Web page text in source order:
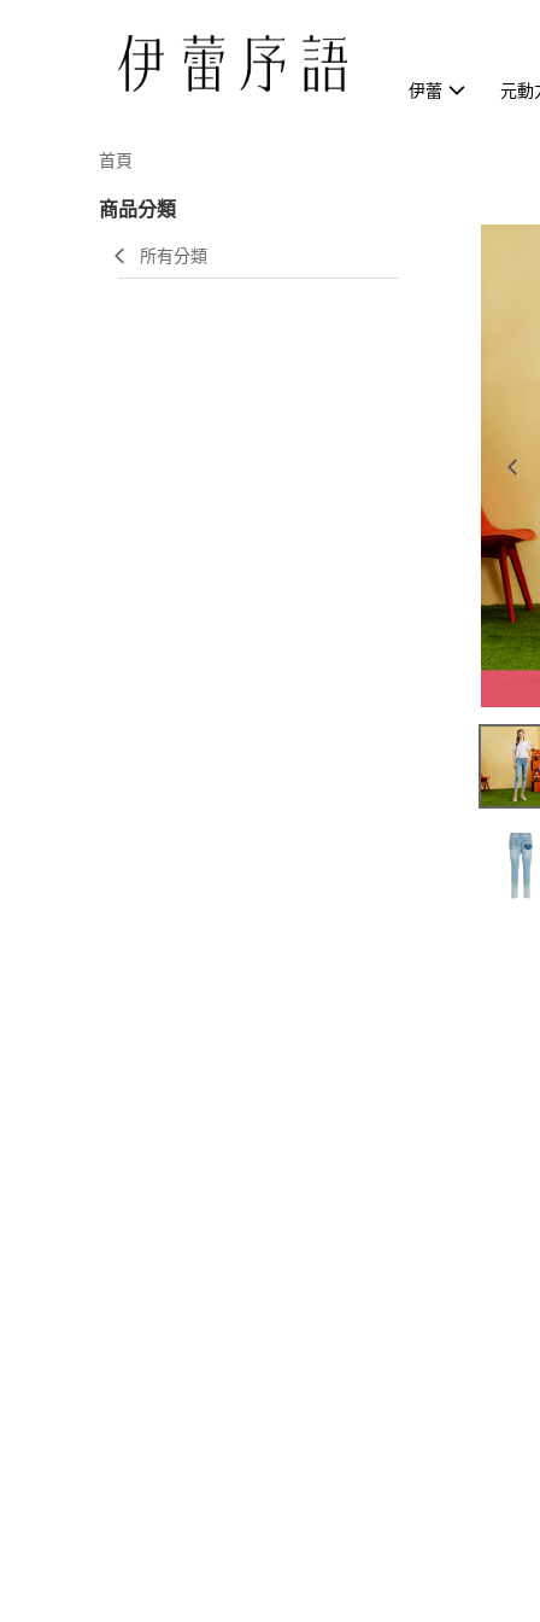
伊蕾 元動
首頁
商品分類
所有分類